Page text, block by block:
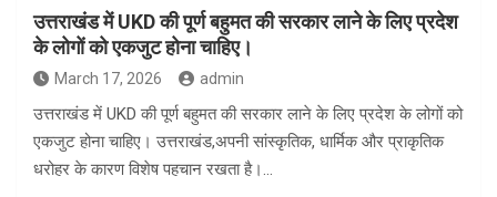
उत्तराखंड में UKD की पूर्ण बहुमत की सरकार लाने के लिए प्रदेश
के लोगों को एकजुट होना चाहिए।
March 17, 2026 admin
उत्तराखंड में UKD की पूर्ण बहुमत की सरकार लाने के लिए प्रदेश के लोगों को
एकजुट होना चाहिए। उत्तराखंड,अपनी सांस्कृतिक, धार्मिक और प्राकृतिक
धरोहर के कारण विशेष पहचान रखता है।…